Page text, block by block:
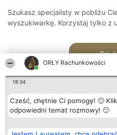
ORŁY Rachunkowości
18:34
Cześć, chętnie Ci pomogę! 🙂
odpowiedni temat rozmowy! 🙂
Szukasz specjalisty w pobliżu
wyszukiwarkę. Korzystaj tylko z
Organizator plebiscytu